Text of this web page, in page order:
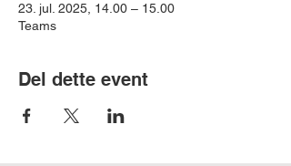
23. jul. 2025, 14.00 – 15.00
Teams
Del dette event